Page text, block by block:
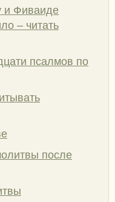
и Фиваиде
– читать
псалмов по
после